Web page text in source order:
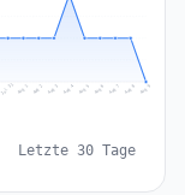
Jul 31 Aug 1 Aug 2 Aug 3 Aug 4 Aug 5 Aug 6 Aug 7 Aug 8 Aug 9
Letzte 30 Tage